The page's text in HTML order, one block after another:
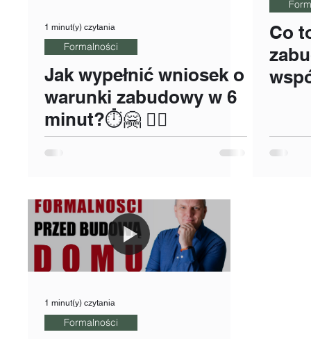
1 minut(y) czytania
Formalności
Jak wypełnić wniosek o
warunki zabudowy w 6
minut?⏱🤗 👍🏼
Co
1 minut(y) czytania
Formalności